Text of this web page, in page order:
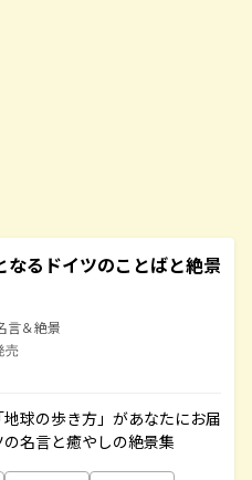
なるドイツのことばと絶景
言＆絶景
売
球の歩き方」があなたにお届
名言と癒やしの絶景集